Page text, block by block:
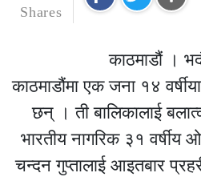
Shares
काठमाडौं ।
काठमाडौंमा एक जना १४
छन् । ती बालिकालाई
भारतीय नागरिक ३१ वर्षीय
चन्दन गुप्तालाई आइतबार